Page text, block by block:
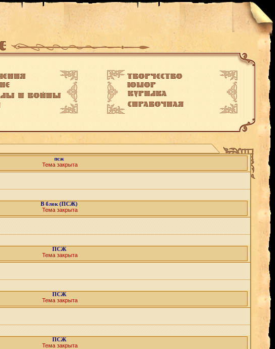
псж
Тема закрыта
В блок (ПСЖ)
Тема закрыта
ПСЖ
Тема закрыта
ПСЖ
Тема закрыта
ПСЖ
Тема закрыта